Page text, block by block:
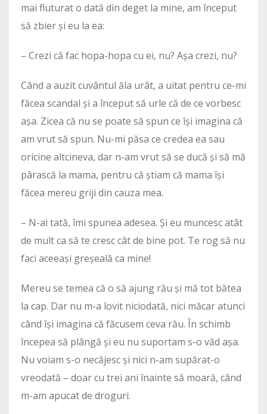
mai fluturat o dată din deget la mine, am început
să zbier și eu la ea:
– Crezi că fac hopa-hopa cu ei, nu? Așa crezi, nu?
Când a auzit cuvântul ăla urât, a uitat pentru ce-mi
făcea scandal și a început să urle că de ce vorbesc
așa. Zicea că nu se poate să spun ce își imagina că
am vrut să spun. Nu-mi păsa ce credea ea sau
oricine altcineva, dar n-am vrut să se ducă și să mă
pârască la mama, pentru că știam că mama își
făcea mereu griji din cauza mea.
– N-ai tată, îmi spunea adesea. Și eu muncesc atât
de mult ca să te cresc cât de bine pot. Te rog să nu
faci aceeași greșeală ca mine!
Mereu se temea că o să ajung rău și mă tot bătea
la cap. Dar nu m-a lovit niciodată, nici măcar atunci
când își imagina că făcusem ceva rău. În schimb
începea să plângă și eu nu suportam s-o văd așa.
Nu voiam s-o necăjesc și nici n-am supărat-o
vreodată – doar cu trei ani înainte să moară, când
m-am apucat de droguri.